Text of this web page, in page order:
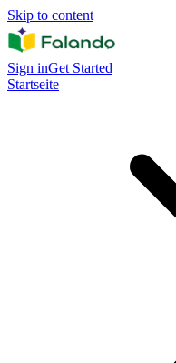
Skip to content
Sign inGet Started
Startseite